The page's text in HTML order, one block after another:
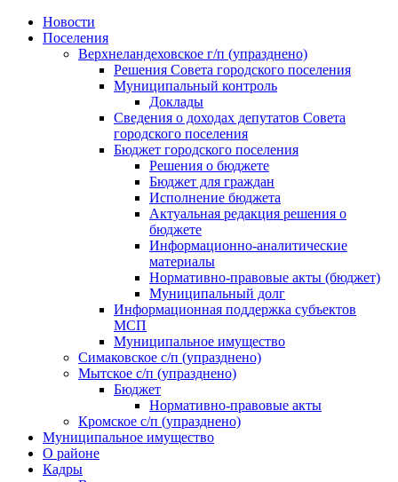
Skip
Новости
Поселения
Верхнеландеховское г/п (упразднено)
Решения Совета городского поселения
Муниципальный контроль
Доклады
Сведения о доходах депутатов Совета
городского поселения
Бюджет городского поселения
Решения о бюджете
Бюджет для граждан
Исполнение бюджета
Актуальная редакция решения о
бюджете
Информационно-аналитические
материалы
Нормативно-правовые акты (бюджет)
Муниципальный долг
Информационная поддержка субъектов
МСП
Муниципальное имущество
Симаковское с/п (упразднено)
Мытское с/п (упразднено)
Бюджет
Нормативно-правовые акты
Кромское с/п (упразднено)
Муниципальное имущество
О районе
Кадры